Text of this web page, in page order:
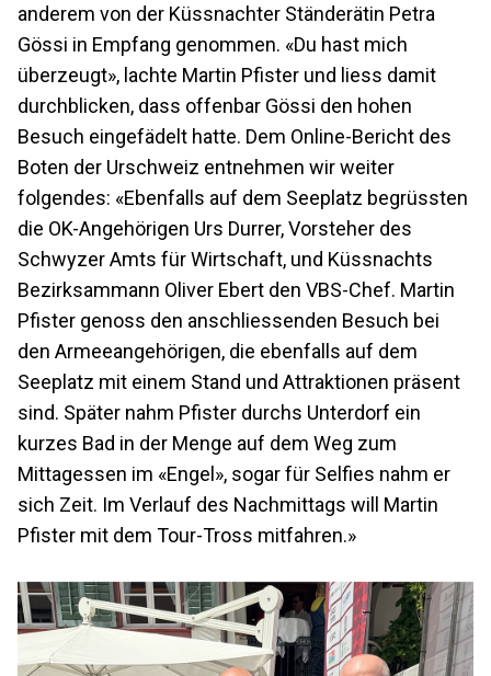
anderem von der Küssnachter Ständerätin Petra
Gössi in Empfang genommen. «Du hast mich
überzeugt», lachte Martin Pfister und liess damit
durchblicken, dass offenbar Gössi den hohen
Besuch eingefädelt hatte. Dem Online-Bericht des
Boten der Urschweiz entnehmen wir weiter
folgendes: «Ebenfalls auf dem Seeplatz begrüssten
die OK-Angehörigen Urs Durrer, Vorsteher des
Schwyzer Amts für Wirtschaft, und Küssnachts
Bezirksammann Oliver Ebert den VBS-Chef. Martin
Pfister genoss den anschliessenden Besuch bei
den Armeeangehörigen, die ebenfalls auf dem
Seeplatz mit einem Stand und Attraktionen präsent
sind. Später nahm Pfister durchs Unterdorf ein
kurzes Bad in der Menge auf dem Weg zum
Mittagessen im «Engel», sogar für Selfies nahm er
sich Zeit. Im Verlauf des Nachmittags will Martin
Pfister mit dem Tour-Tross mitfahren.»